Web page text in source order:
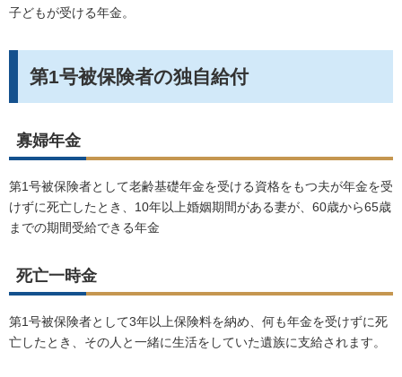
子どもが受ける年金。
第1号被保険者の独自給付
寡婦年金
第1号被保険者として老齢基礎年金を受ける資格をもつ夫が年金を受
けずに死亡したとき、10年以上婚姻期間がある妻が、60歳から65歳
までの期間受給できる年金
死亡一時金
第1号被保険者として3年以上保険料を納め、何も年金を受けずに死
亡したとき、その人と一緒に生活をしていた遺族に支給されます。